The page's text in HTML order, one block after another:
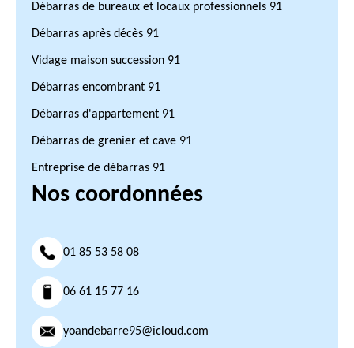
Débarras de bureaux et locaux professionnels 91
Débarras après décès 91
Vidage maison succession 91
Débarras encombrant 91
Débarras d'appartement 91
Débarras de grenier et cave 91
Entreprise de débarras 91
Nos coordonnées
01 85 53 58 08
06 61 15 77 16
yoandebarre95@icloud.com